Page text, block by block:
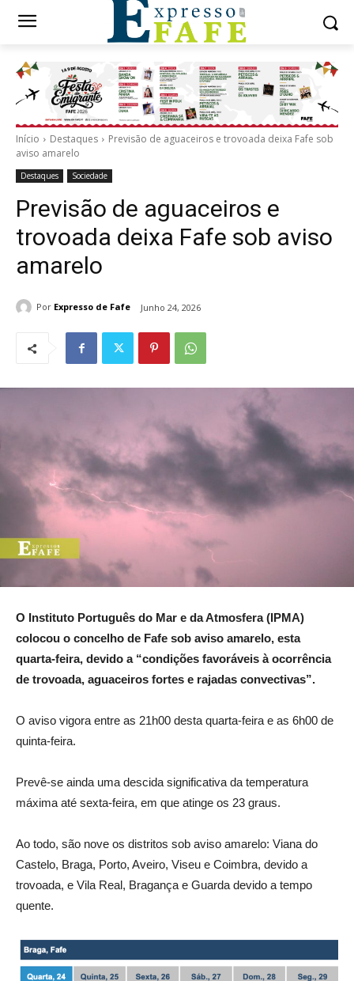
Início Destaques
Previsão de aguaceiros e trovoada deixa Fafe sob
aviso amarelo
Destaques Sociedade
Previsão de aguaceiros e
trovoada deixa Fafe sob aviso
amarelo
Por Expresso de Fafe Junho 24, 2026
O Instituto Português do Mar e da Atmosfera (IPMA)
colocou o concelho de Fafe sob aviso amarelo, esta
quarta-feira, devido a “condições favoráveis à ocorrência
de trovoada, aguaceiros fortes e rajadas convectivas”.
O aviso vigora entre as 21h00 desta quarta-feira e as 6h00 de
quinta-feira.
Prevê-se ainda uma descida significativa da temperatura
máxima até sexta-feira, em que atinge os 23 graus.
Ao todo, são nove os distritos sob aviso amarelo: Viana do
Castelo, Braga, Porto, Aveiro, Viseu e Coimbra, devido a
trovoada, e Vila Real, Bragança e Guarda devido a tempo
quente.